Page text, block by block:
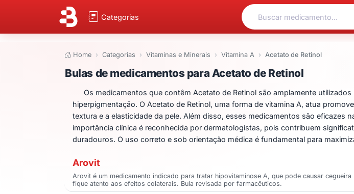
Categorias
Home Categorias Vitaminas e Minerais Vitamina A Acetato de Retinol
Bulas de medicamentos para
Bulas de medicamentos para Acetato de Retinol
Os medicamentos que contêm Acetato de Retinol são amplamente
hiperpigmentação. O Acetato de Retinol, uma forma de vitamina A, atua
textura e a elasticidade da pele. Além disso, esses medicamentos são eficazes
importância clínica é reconhecida por dermatologistas, pois contribuem
duradouros. O uso correto e sob orientação médica é fundamental para
Arovit
Arovit é um medicamento indicado para tratar hipovitaminose A, que pode causar
fique atento aos efeitos colaterais. Bula revisada por farmacêuticos.